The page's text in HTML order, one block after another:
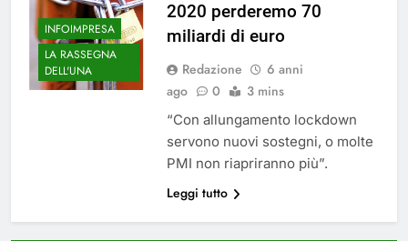
INFOIMPRESA
LA RASSEGNA
DELL'UNA
2020 perderemo 70
miliardi di euro
Redazione
6 anni
ago
0 3 mins
“Con allungamento lockdown
servono nuovi sostegni, o molte
PMI non riapriranno più”.
Leggi tutto